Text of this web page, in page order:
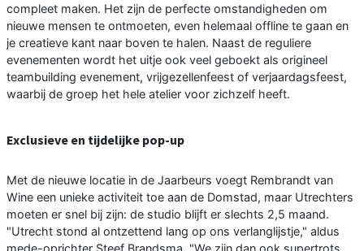
compleet maken. Het zijn de perfecte omstandigheden om
nieuwe mensen te ontmoeten, even helemaal offline te gaan en
je creatieve kant naar boven te halen. Naast de reguliere
evenementen wordt het uitje ook veel geboekt als origineel
teambuilding evenement, vrijgezellenfeest of verjaardagsfeest,
waarbij de groep het hele atelier voor zichzelf heeft.
Exclusieve en tijdelijke pop-up
Met de nieuwe locatie in de Jaarbeurs voegt Rembrandt van
Wine een unieke activiteit toe aan de Domstad, maar Utrechters
moeten er snel bij zijn: de studio blijft er slechts 2,5 maand.
"Utrecht stond al ontzettend lang op ons verlanglijstje," aldus
mede-oprichter Steef Brandsma. "We zijn dan ook supertrots